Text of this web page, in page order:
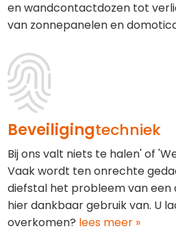
en wandcontactdozen tot
van zonnepanelen en
Beveiligingtechniek
Bij ons valt niets te halen' of
Vaak wordt ten onrechte
diefstal het probleem van een
hier dankbaar gebruik van. U
overkomen? lees meer »